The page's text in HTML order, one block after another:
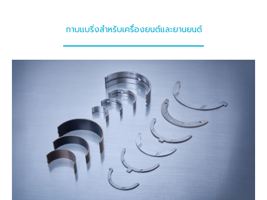
กาบแบริ่งสำหรับเครื่องยนต์และยานยนต์